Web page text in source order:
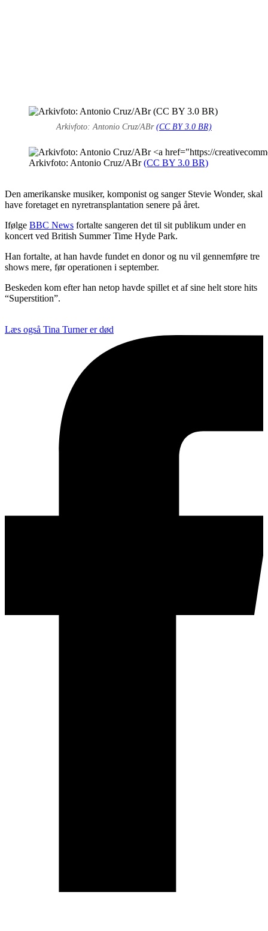
Arkivfoto: Antonio Cruz/ABr (CC BY 3.0 BR)
Arkivfoto: Antonio Cruz/ABr(CC BY 3.0 BR)
Den amerikanske musiker, komponist og sanger Stevie Wonder, skal
have foretaget en nyretransplantation senere på året.
Ifølge BBC News fortalte sangeren det til sit publikum under en
koncert ved British Summer Time Hyde Park.
Han fortalte, at han havde fundet en donor og nu vil gennemføre tre
shows mere, før operationen i september.
Beskeden kom efter han netop havde spillet et af sine helt store hits
“Superstition”.
Læs også Tina Turner er død